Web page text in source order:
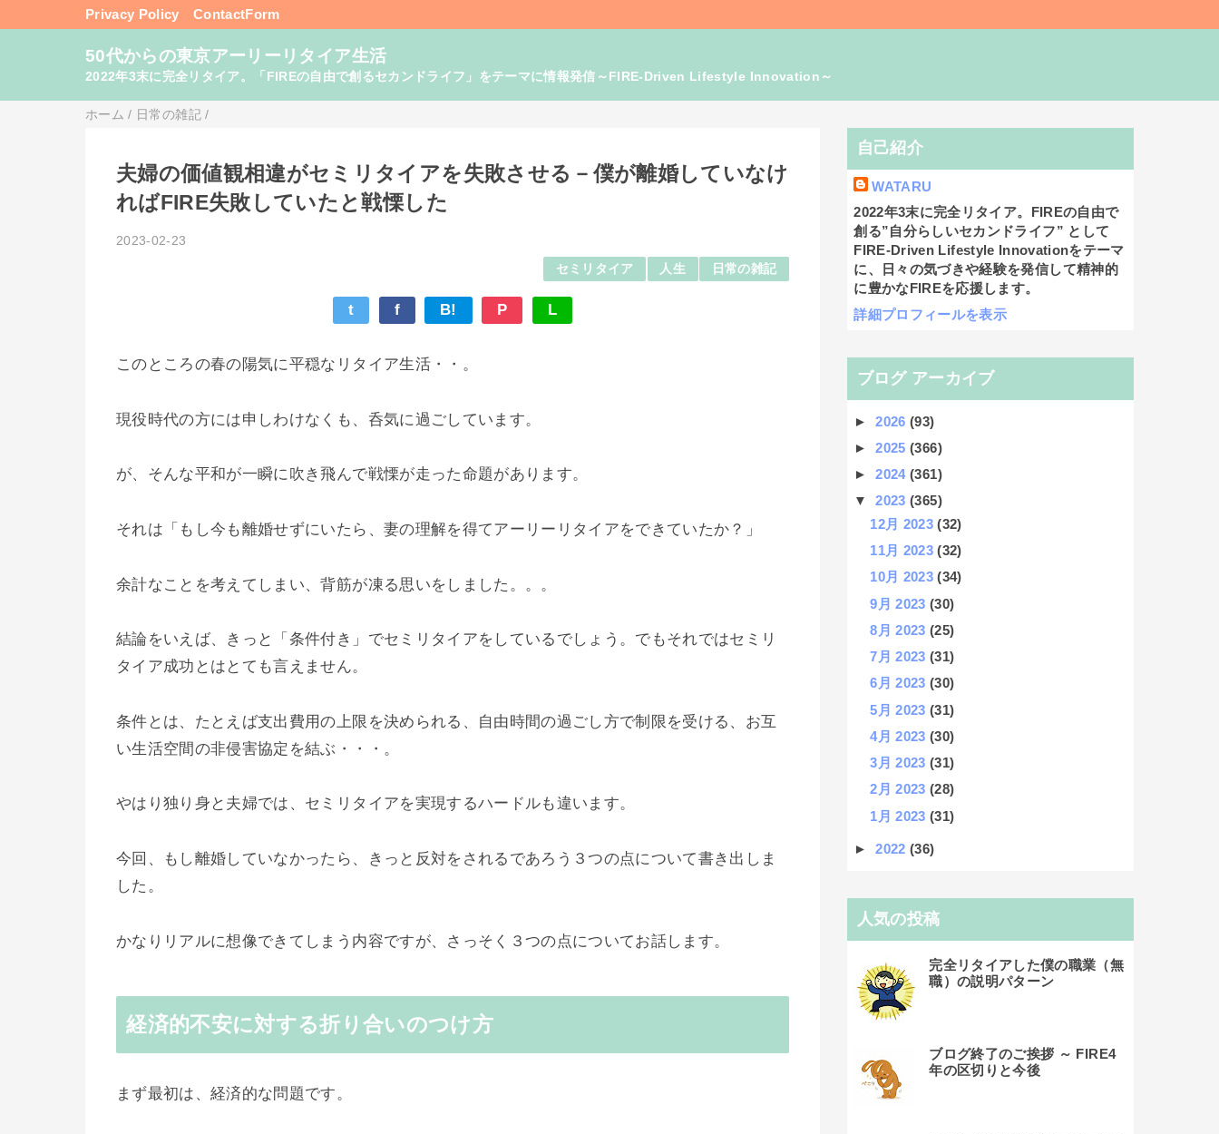
Privacy Policy ContactForm
50代からの東京アーリーリタイア生活
2022年3末に完全リタイア。「FIREの自由で創るセカンドライフ」をテーマに情報発信～FIRE-Driven Lifestyle Innovation～
ホーム / 日常の雑記 /
夫婦の価値観相違がセミリタイアを失敗させる－僕が離婚していなけ
ればFIRE失敗していたと戦慄した
2023-02-23
セミリタイア 人生 日常の雑記
t f B! P L
このところの春の陽気に平穏なリタイア生活・・。
現役時代の方には申しわけなくも、呑気に過ごしています。
が、そんな平和が一瞬に吹き飛んで戦慄が走った命題があります。
それは「もし今も離婚せずにいたら、妻の理解を得てアーリーリタイアをできていたか？」
余計なことを考えてしまい、背筋が凍る思いをしました。。。
結論をいえば、きっと「条件付き」でセミリタイアをしているでしょう。でもそれではセミリ
タイア成功とはとても言えません。
条件とは、たとえば支出費用の上限を決められる、自由時間の過ごし方で制限を受ける、お互
い生活空間の非侵害協定を結ぶ・・・。
やはり独り身と夫婦では、セミリタイアを実現するハードルも違います。
今回、もし離婚していなかったら、きっと反対をされるであろう３つの点について書き出しま
した。
かなりリアルに想像できてしまう内容ですが、さっそく３つの点についてお話します。
経済的不安に対する折り合いのつけ方
まず最初は、経済的な問題です。
自己紹介
WATARU
2022年3末に完全リタイア。FIREの自由で
創る”自分らしいセカンドライフ” として
FIRE-Driven Lifestyle Innovationをテーマ
に、日々の気づきや経験を発信して精神的
に豊かなFIREを応援します。
詳細プロフィールを表示
ブログ アーカイブ
►2026(93)
►2025(366)
►2024(361)
▼2023(365)
12月 2023(32)
11月 2023(32)
10月 2023(34)
9月 2023(30)
8月 2023(25)
7月 2023(31)
6月 2023(30)
5月 2023(31)
4月 2023(30)
3月 2023(31)
2月 2023(28)
1月 2023(31)
►2022(36)
人気の投稿
完全リタイアした僕の職業（無
職）の説明パターン
ブログ終了のご挨拶 ～ FIRE4
年の区切りと今後